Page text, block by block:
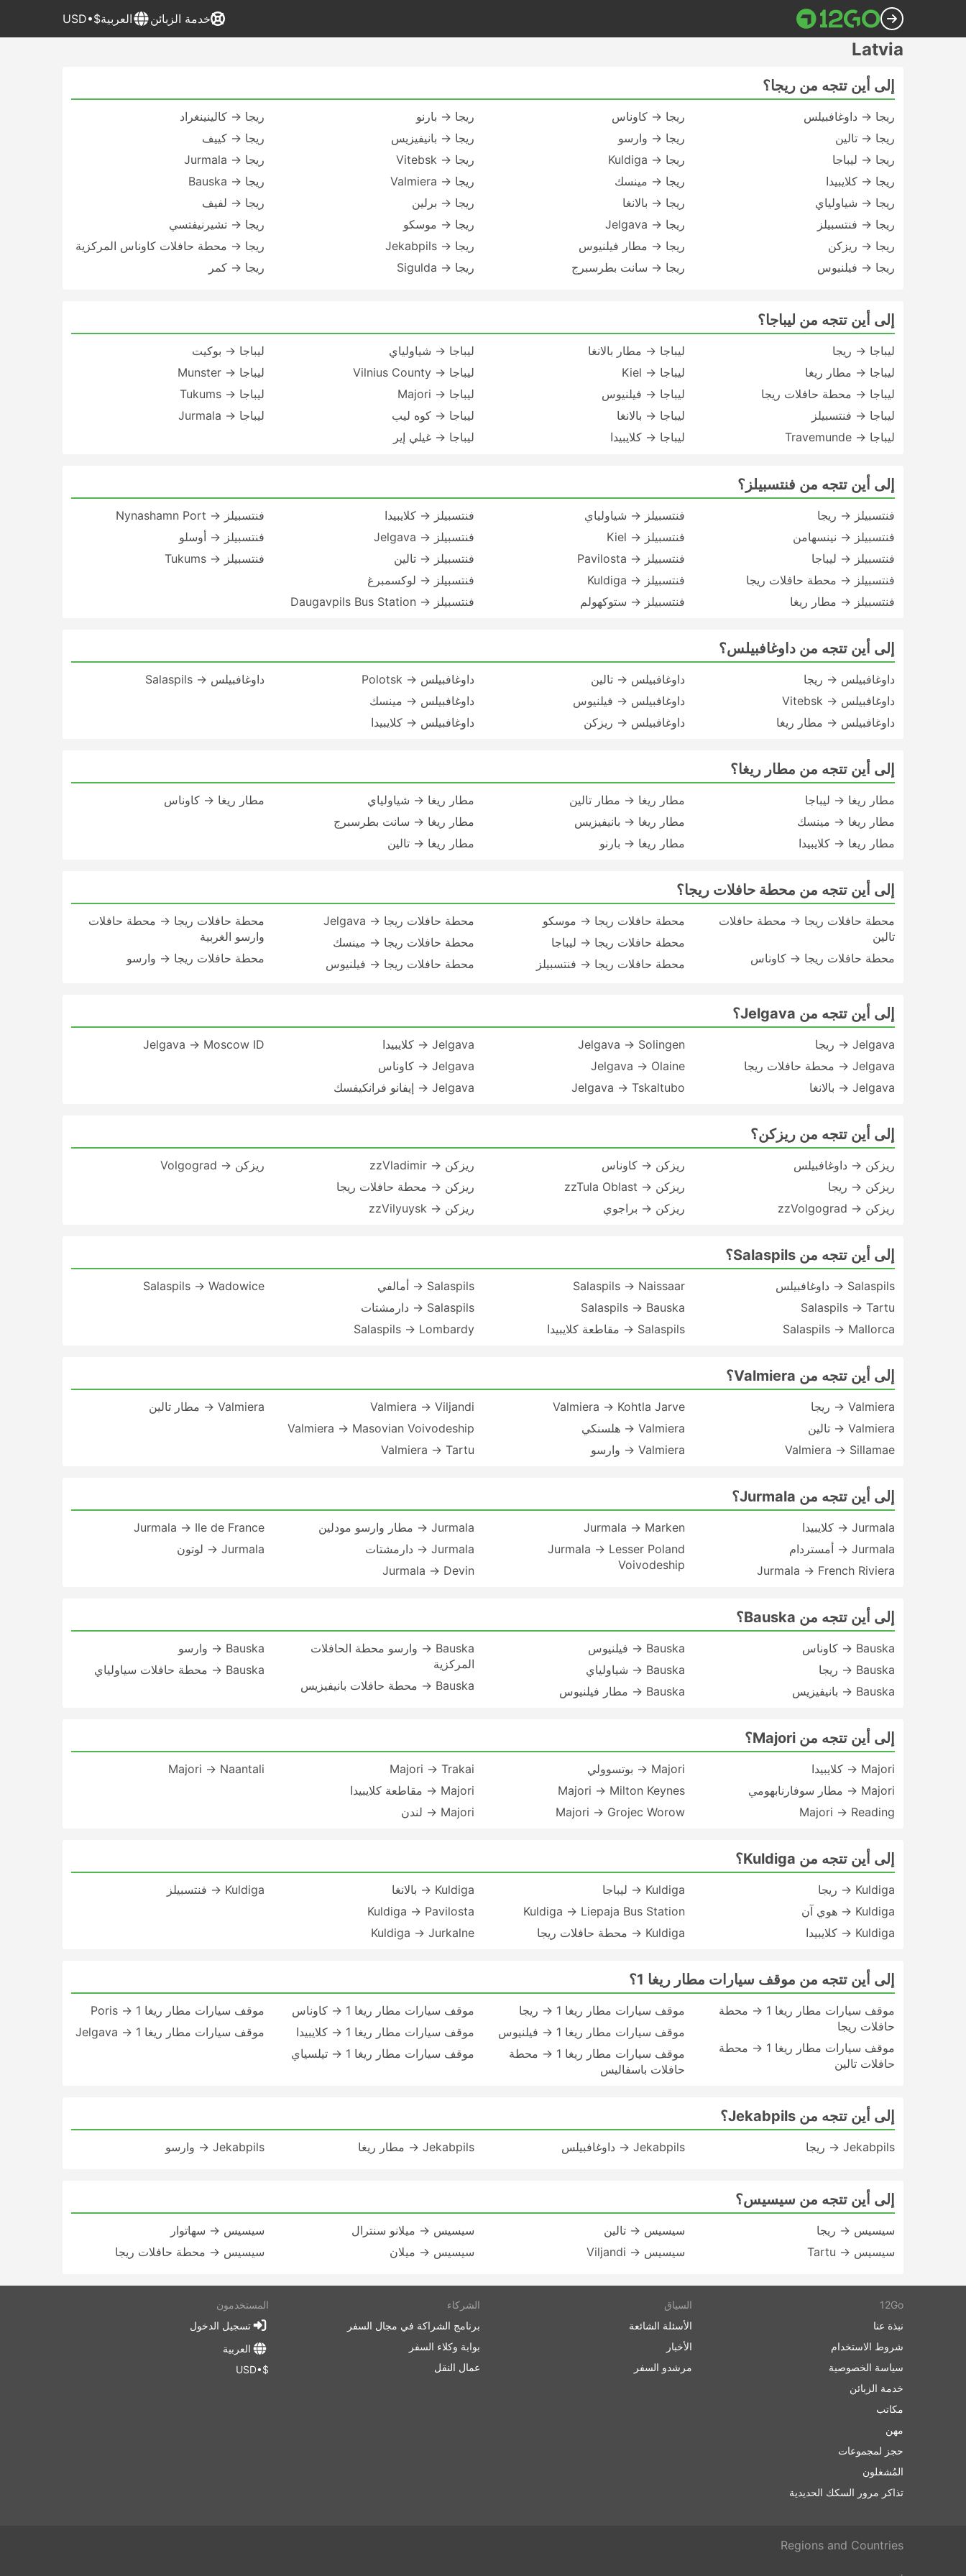
خدمة الزبائن العربية$•USD
Latvia
إلى أين تتجه من ريجا؟
ريجا → داوغافبيلس
ريجا → تالين
ريجا → ليباجا
ريجا → كلايبيدا
ريجا → شياولياي
ريجا → فنتسبيلز
ريجا → ريزكن
ريجا → فيلنيوس
ريجا → كاوناس
ريجا → وارسو
ريجا → Kuldiga
ريجا → مينسك
ريجا → بالانغا
ريجا → Jelgava
ريجا → مطار فيلنيوس
ريجا → سانت بطرسبرج
ريجا → بارنو
ريجا → بانيفيزيس
ريجا → Vitebsk
ريجا → Valmiera
ريجا → برلين
ريجا → موسكو
ريجا → Jekabpils
ريجا → Sigulda
ريجا → كالينينغراد
ريجا → كييف
ريجا → Jurmala
ريجا → Bauska
ريجا → لفيف
ريجا → تشيرنيفتسي
ريجا → محطة حافلات كاوناس المركزية
ريجا → کمر
إلى أين تتجه من ليباجا؟
ليباجا → ريجا
ليباجا → مطار ريغا
ليباجا → محطة حافلات ريجا
ليباجا → فنتسبيلز
ليباجا → Travemunde
ليباجا → مطار بالانغا
ليباجا → Kiel
ليباجا → فيلنيوس
ليباجا → بالانغا
ليباجا → كلايبيدا
ليباجا → شياولياي
ليباجا → Vilnius County
ليباجا → Majori
ليباجا → كوه ليب
ليباجا → غيلي إير
ليباجا → بوكيت
ليباجا → Munster
ليباجا → Tukums
ليباجا → Jurmala
إلى أين تتجه من فنتسبيلز؟
فنتسبيلز → ريجا
فنتسبيلز → نينسهامن
فنتسبيلز → ليباجا
فنتسبيلز → محطة حافلات ريجا
فنتسبيلز → مطار ريغا
فنتسبيلز → شياولياي
فنتسبيلز → Kiel
فنتسبيلز → Pavilosta
فنتسبيلز → Kuldiga
فنتسبيلز → ستوكهولم
فنتسبيلز → كلايبيدا
فنتسبيلز → Jelgava
فنتسبيلز → تالين
فنتسبيلز → لوكسمبرغ
فنتسبيلز → Daugavpils Bus Station
فنتسبيلز → Nynashamn Port
فنتسبيلز → أوسلو
فنتسبيلز → Tukums
إلى أين تتجه من داوغافبيلس؟
داوغافبيلس → ريجا
داوغافبيلس → Vitebsk
داوغافبيلس → مطار ريغا
داوغافبيلس → تالين
داوغافبيلس → فيلنيوس
داوغافبيلس → ريزكن
داوغافبيلس → Polotsk
داوغافبيلس → مينسك
داوغافبيلس → كلايبيدا
داوغافبيلس → Salaspils
إلى أين تتجه من مطار ريغا؟
مطار ريغا → ليباجا
مطار ريغا → مينسك
مطار ريغا → كلايبيدا
مطار ريغا → مطار تالين
مطار ريغا → بانيفيزيس
مطار ريغا → بارنو
مطار ريغا → شياولياي
مطار ريغا → سانت بطرسبرج
مطار ريغا → تالين
مطار ريغا → كاوناس
إلى أين تتجه من محطة حافلات ريجا؟
محطة حافلات ريجا → محطة حافلات
تالين
محطة حافلات ريجا → كاوناس
محطة حافلات ريجا → موسكو
محطة حافلات ريجا → ليباجا
محطة حافلات ريجا → فنتسبيلز
محطة حافلات ريجا → Jelgava
محطة حافلات ريجا → مينسك
محطة حافلات ريجا → فيلنيوس
محطة حافلات ريجا → محطة حافلات
وارسو الغربية
محطة حافلات ريجا → وارسو
إلى أين تتجه من Jelgava؟
Jelgava → ريجا
Jelgava → محطة حافلات ريجا
Jelgava → بالانغا
Jelgava → Solingen
Jelgava → Olaine
Jelgava → Tskaltubo
Jelgava → كلايبيدا
Jelgava → كاوناس
Jelgava → إيفانو فرانكيفسك
Jelgava → Moscow ID
إلى أين تتجه من ريزكن؟
ريزكن → داوغافبيلس
ريزكن → ريجا
ريزكن → zzVolgograd
ريزكن → كاوناس
ريزكن → zzTula Oblast
ريزكن → براجوي
ريزكن → zzVladimir
ريزكن → محطة حافلات ريجا
ريزكن → zzVilyuysk
ريزكن → Volgograd
إلى أين تتجه من Salaspils؟
Salaspils → داوغافبيلس
Salaspils → Tartu
Salaspils → Mallorca
Salaspils → Naissaar
Salaspils → Bauska
Salaspils → مقاطعة كلايبيدا
Salaspils → أمالفي
Salaspils → دارمشتات
Salaspils → Lombardy
Salaspils → Wadowice
إلى أين تتجه من Valmiera؟
Valmiera → ريجا
Valmiera → تالين
Valmiera → Sillamae
Valmiera → Kohtla Jarve
Valmiera → هلسنكي
Valmiera → وارسو
Valmiera → Viljandi
Valmiera → Masovian Voivodeship
Valmiera → Tartu
Valmiera → مطار تالين
إلى أين تتجه من Jurmala؟
Jurmala → كلايبيدا
Jurmala → أمستردام
Jurmala → French Riviera
Jurmala → Marken
Jurmala → Lesser Poland
Voivodeship
Jurmala → مطار وارسو مودلين
Jurmala → دارمشتات
Jurmala → Devin
Jurmala → Ile de France
Jurmala → لوتون
إلى أين تتجه من Bauska؟
Bauska → كاوناس
Bauska → ريجا
Bauska → بانيفيزيس
Bauska → فيلنيوس
Bauska → شياولياي
Bauska → مطار فيلنيوس
Bauska → وارسو محطة الحافلات
المركزية
Bauska → محطة حافلات بانيفيزيس
Bauska → وارسو
Bauska → محطة حافلات سياولياي
إلى أين تتجه من Majori؟
Majori → كلايبيدا
Majori → مطار سوفارنابهومي
Majori → Reading
Majori → بوتسوولي
Majori → Milton Keynes
Majori → Grojec Worow
Majori → Trakai
Majori → مقاطعة كلايبيدا
Majori → لندن
Majori → Naantali
إلى أين تتجه من Kuldiga؟
Kuldiga → ريجا
Kuldiga → هوي آن
Kuldiga → كلايبيدا
Kuldiga → ليباجا
Kuldiga → Liepaja Bus Station
Kuldiga → محطة حافلات ريجا
Kuldiga → بالانغا
Kuldiga → Pavilosta
Kuldiga → Jurkalne
Kuldiga → فنتسبيلز
إلى أين تتجه من موقف سيارات مطار ريغا 1؟
موقف سيارات مطار ريغا 1 → محطة
حافلات ريجا
موقف سيارات مطار ريغا 1 → محطة
حافلات تالين
موقف سيارات مطار ريغا 1 → ريجا
موقف سيارات مطار ريغا 1 → فيلنيوس
موقف سيارات مطار ريغا 1 → محطة
حافلات باسفاليس
موقف سيارات مطار ريغا 1 → كاوناس
موقف سيارات مطار ريغا 1 → كلايبيدا
موقف سيارات مطار ريغا 1 → تيلسياي
موقف سيارات مطار ريغا 1 → Poris
موقف سيارات مطار ريغا 1 → Jelgava
إلى أين تتجه من Jekabpils؟
Jekabpils → ريجا Jekabpils → داوغافبيلس Jekabpils → مطار ريغا Jekabpils → وارسو
إلى أين تتجه من سيسيس؟
سيسيس → ريجا
سيسيس → Tartu
سيسيس → تالين
سيسيس → Viljandi
سيسيس → ميلانو سنترال
سيسيس → ميلان
سيسيس → سهاتوار
سيسيس → محطة حافلات ريجا
12Go
نبذة عنا
شروط الاستخدام
سياسة الخصوصية
خدمة الزبائن
مكاتب
مهن
حجز لمجموعات
المُشغلون
تذاكر مرور السكك الحديدية
السياق
الأسئلة الشائعة
الأخبار
مرشدو السفر
الشركاء
برنامج الشراكة في مجال السفر
بوابة وكلاء السفر
عمال النقل
المستخدمون
تسجيل الدخول
العربية
$•USD
Regions and Countries